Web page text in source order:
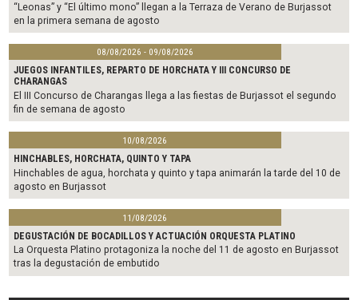
“Leonas” y “El último mono” llegan a la Terraza de Verano de Burjassot
en la primera semana de agosto
08/08/2026 - 09/08/2026
JUEGOS INFANTILES, REPARTO DE HORCHATA Y III CONCURSO DE
CHARANGAS
El III Concurso de Charangas llega a las fiestas de Burjassot el segundo
fin de semana de agosto
10/08/2026
HINCHABLES, HORCHATA, QUINTO Y TAPA
Hinchables de agua, horchata y quinto y tapa animarán la tarde del 10 de
agosto en Burjassot
11/08/2026
DEGUSTACIÓN DE BOCADILLOS Y ACTUACIÓN ORQUESTA PLATINO
La Orquesta Platino protagoniza la noche del 11 de agosto en Burjassot
tras la degustación de embutido